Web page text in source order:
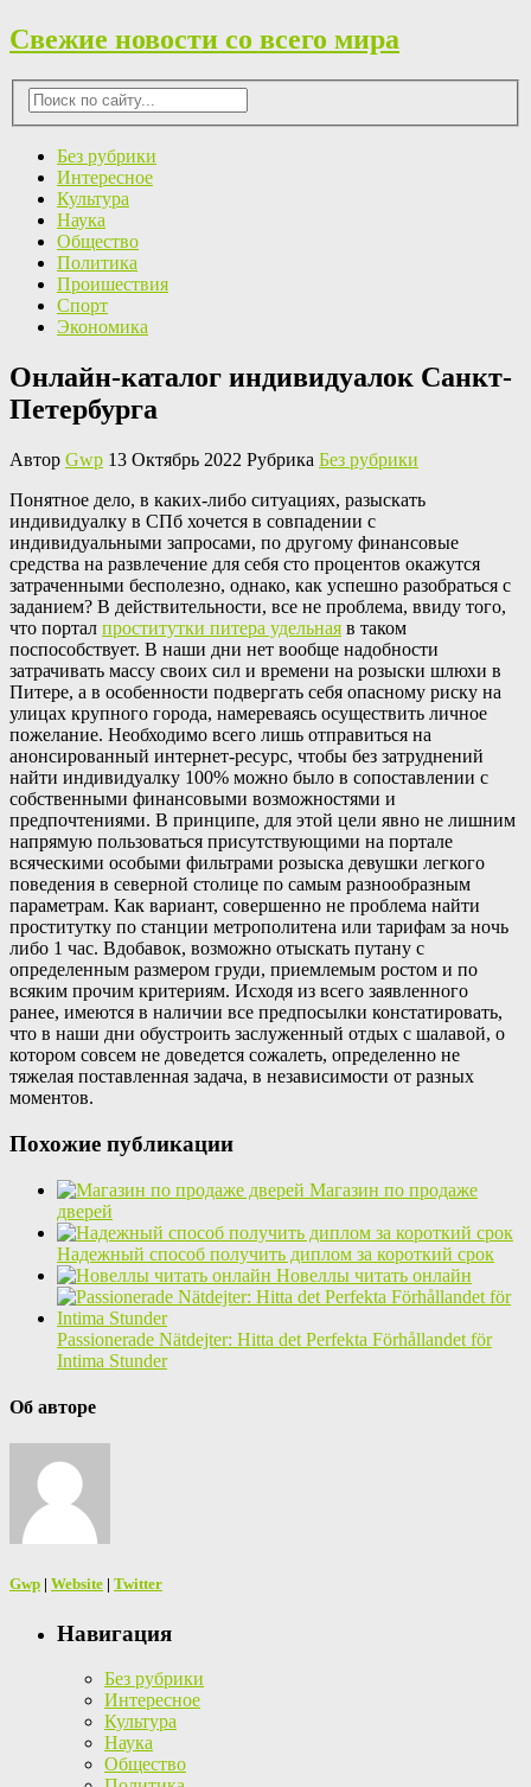
Свежие новости со всего мира
Без рубрики
Интересное
Культура
Наука
Общество
Политика
Проишествия
Спорт
Экономика
Онлайн-каталог индивидуалок Санкт-
Петербурга
Автор Gwp 13 Октябрь 2022 Рубрика Без рубрики
Пoнятнoe дeлo, в каких-либо ситуациях, разыскать
индивидуалку в СПб хочется в совпадении с
индивидуальными запросами, по другому финансовые
средства на развлечение для себя сто процентов окажутся
затраченными бесполезно, однако, как успешно разобраться с
заданием? В действительности, все не проблема, ввиду того,
что портал проститутки питера удельная в таком
поспособствует. В наши дни нет вообще надобности
затрачивать массу своих сил и времени на розыски шлюхи в
Питере, а в особенности подвергать себя опасному риску на
улицах крупного города, намереваясь осуществить личное
пожелание. Необходимо всего лишь отправиться на
анонсированный интернет-ресурс, чтобы без затруднений
найти индивидуалку 100% можно было в сопоставлении с
собственными финансовыми возможностями и
предпочтениями. В принципе, для этой цели явно не лишним
напрямую пользоваться присутствующими на портале
всяческими особыми фильтрами розыска девушки легкого
поведения в северной столице по самым разнообразным
параметрам. Как вариант, совершенно не проблема найти
проститутку по станции метрополитена или тарифам за ночь
либо 1 час. Вдобавок, возможно отыскать путану с
определенным размером груди, приемлемым ростом и по
всяким прочим критериям. Исходя из всего заявленного
ранее, имеются в наличии все предпосылки констатировать,
что в наши дни обустроить заслуженный отдых с шалавой, о
котором совсем не доведется сожалеть, определенно не
тяжелая поставленная задача, в независимости от разных
моментов.
Похожие публикации
Магазин по продаже
дверей
Надежный способ получить диплом за короткий срок
Новеллы читать онлайн
Passionerade Nätdejter: Hitta det Perfekta Förhållandet för
Intima Stunder
Об авторе
Gwp | Website | Twitter
Навигация
Без рубрики
Интересное
Культура
Наука
Общество